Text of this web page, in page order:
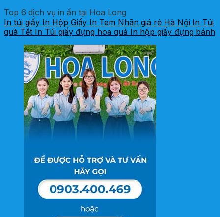
Top 6 dịch vụ in ấn tại Hoa Long
In túi giấy In Hộp Giấy In Tem Nhãn giá rẻ Hà Nội In Túi
quà Tết In Túi giấy đựng hoa quả In hộp giấy đựng bánh